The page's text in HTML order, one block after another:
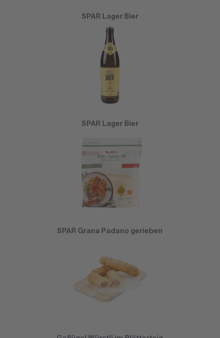
SPAR Lager Bier
SPAR Lager Bier
SPAR Grana Padano gerieben